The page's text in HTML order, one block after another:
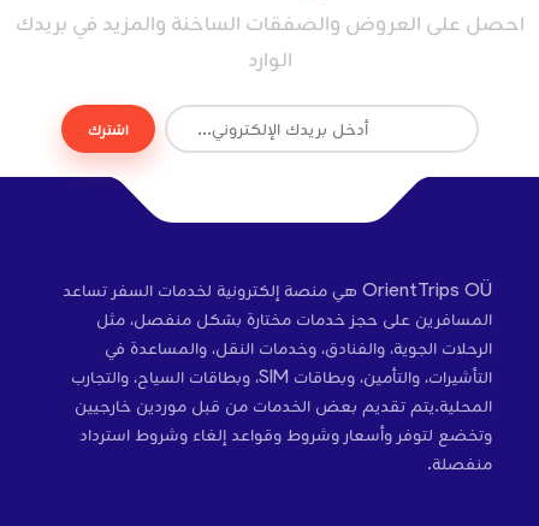
احصل على العروض والصفقات الساخنة والمزيد في بريدك
الوارد
اشترك
OrientTrips OÜ هي منصة إلكترونية لخدمات السفر تساعد
المسافرين على حجز خدمات مختارة بشكل منفصل، مثل
الرحلات الجوية، والفنادق، وخدمات النقل، والمساعدة في
التأشيرات، والتأمين، وبطاقات SIM، وبطاقات السياح، والتجارب
المحلية.يتم تقديم بعض الخدمات من قبل موردين خارجيين
وتخضع لتوفر وأسعار وشروط وقواعد إلغاء وشروط استرداد
منفصلة.